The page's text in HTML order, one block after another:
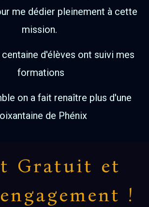
me dédier pleinement à cette
mission.
centaine d'élèves ont suivi mes
formations
on a fait renaître plus d'une
de Phénix
Gratuit et
!